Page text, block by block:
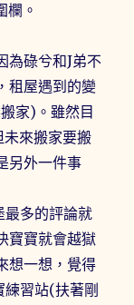
欄。
為碌兮和J弟不
租屋遇到的變
家)。雖然目
來搬家要搬
另外一件事
最多的評論就
寶寶就會越獄
想一想，覺得
習站(扶著剛